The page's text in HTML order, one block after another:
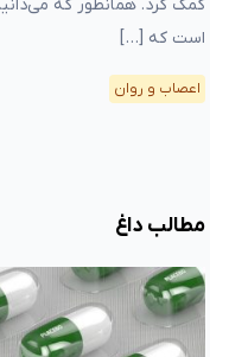
کمک کرد. همانطور که
است که […]
اعصاب و روان
مطالب داغ